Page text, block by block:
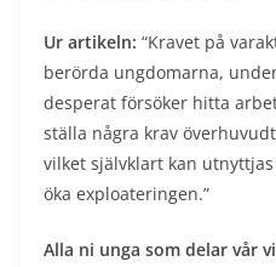
Ur artikeln: “Kravet på
berörda ungdomarna,
desperat försöker hitta
ställa några krav
vilket självklart kan
öka exploateringen.”
Alla ni unga som delar vår